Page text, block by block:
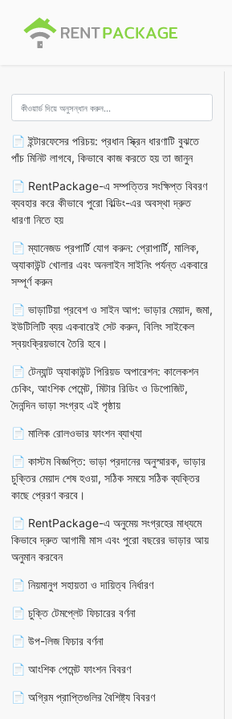
📄 ইন্টারফেসের পরিচয়: প্রধান স্ক্রিন ধারণাটি বুঝতে
পাঁচ মিনিট লাগবে, কিভাবে কাজ করতে হয় তা জানুন
📄 RentPackage-এ সম্পত্তির সংক্ষিপ্ত বিবরণ
ব্যবহার করে কীভাবে পুরো বিল্ডিং-এর অবস্থা দ্রুত
ধারণা নিতে হয়
📄 ম্যানেজড প্রপার্টি যোগ করুন: প্রোপার্টি, মালিক,
অ্যাকাউন্ট খোলার এবং অনলাইন সাইনিং পর্যন্ত একবারে
সম্পূর্ণ করুন
📄 ভাড়াটিয়া প্রবেশ ও সাইন আপ: ভাড়ার মেয়াদ, জমা,
ইউটিলিটি ব্যয় একবারেই সেট করুন, বিলিং সাইকেল
স্বয়ংক্রিয়ভাবে তৈরি হবে।
📄 টেন্যান্ট অ্যাকাউন্ট পিরিয়ড অপারেশন: কালেকশন
চেকিং, আংশিক পেমেন্ট, মিটার রিডিং ও ডিপোজিট,
দৈনন্দিন ভাড়া সংগ্রহ এই পৃষ্ঠায়
📄 মালিক রোলওভার ফাংশন ব্যাখ্যা
📄 কাস্টম বিজ্ঞপ্তি: ভাড়া প্রদানের অনুস্মারক, ভাড়ার
চুক্তির মেয়াদ শেষ হওয়া, সঠিক সময়ে সঠিক ব্যক্তির
কাছে প্রেরণ করবে।
📄 RentPackage-এ অনুমেয় সংগ্রহের মাধ্যমে
কিভাবে দ্রুত আগামী মাস এবং পুরো বছরের ভাড়ার আয়
অনুমান করবেন
📄 নিয়মানুগ সহায়তা ও দায়িত্ব নির্ধারণ
📄 চুক্তি টেমপ্লেট ফিচারের বর্ণনা
📄 উপ-লিজ ফিচার বর্ণনা
📄 আংশিক পেমেন্ট ফাংশন বিবরণ
📄 অগ্রিম প্রাপ্তিগুলির বৈশিষ্ট্য বিবরণ